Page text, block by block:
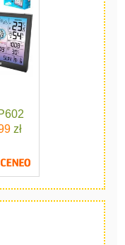
SP602
zł